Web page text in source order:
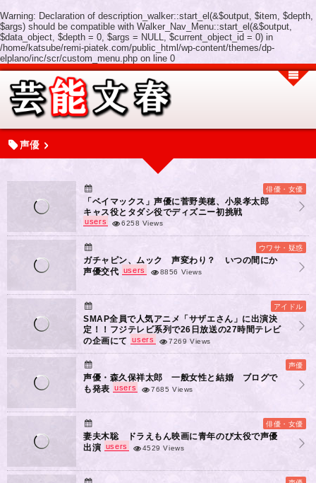
Warning: Declaration of description_walker::start_el(&$output, $item, $depth,
$args) should be compatible with Walker_Nav_Menu::start_el(&$output,
$data_object, $depth = 0, $args = NULL, $current_object_id = 0) in
/home/katsube/remi-piatek.com/public_html/wp-content/themes/dp-
elplano/inc/scr/custom_menu.php on line 0
声優
俳優・女優
「ベイマックス」声優に菅野美穂、小泉孝太郎
キャス役とタダシ役でディズニー初挑戦
users 6258 Views
ウワサ・疑惑
ガチャピン、ムック 声変わり？ いつの間にか
声優交代 users 8856 Views
アイドル
SMAP全員で人気アニメ「サザエさん」に出演決
定！！フジテレビ系列で26日放送の27時間テレビ
の企画にて
users 7269 Views
声優
声優・森久保祥太郎 一般女性と結婚 ブログで
も発表 users 7685 Views
俳優・女優
妻夫木聡 ドラえもん映画に青年のび太役で声優
出演 users 4529 Views